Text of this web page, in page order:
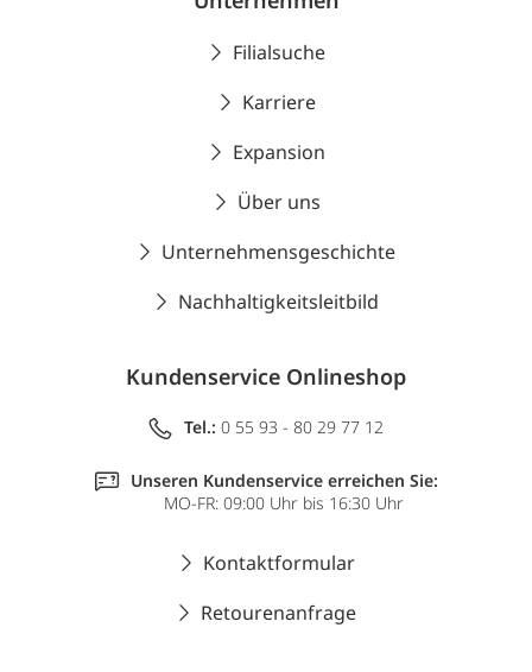
Filialsuche
Karriere
Expansion
Über uns
Unternehmensgeschichte
Nachhaltigkeitsleitbild
Kundenservice Onlineshop
Tel.: 0 55 93 - 80 29 77 12
Unseren Kundenservice erreichen Sie:
MO-FR: 09:00 Uhr bis 16:30 Uhr
Kontaktformular
Retourenanfrage